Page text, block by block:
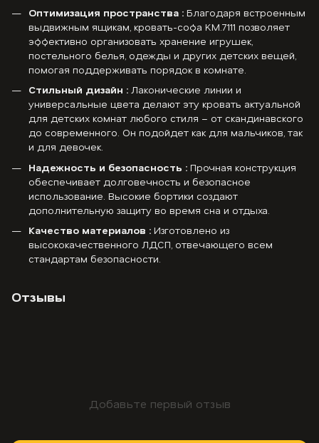
Оптимизация пространства : Благодаря встроенным
выдвижным ящикам, кровать-софа KM.7111 позволяет
эффективно организовать хранение игрушек,
постельного белья, одежды и других детских вещей,
помогая поддерживать порядок в комнате.
Стильный дизайн : Лаконические линии и
универсальные цвета делают эту кровать актуальной
для детских комнат любого стиля – от скандинавского
до современного. Он подойдет как для мальчиков, так
и для девочек.
Надежность и безопасность : Прочная конструкция
обеспечивает долговечность и безопасное
использование. Высокие бортики создают
дополнительную защиту во время сна и отдыха.
Качество материалов : Изготовлено из
высококачественного ЛДСП, отвечающего всем
стандартам безопасности.
Отзывы
Добавьте первый отзыв